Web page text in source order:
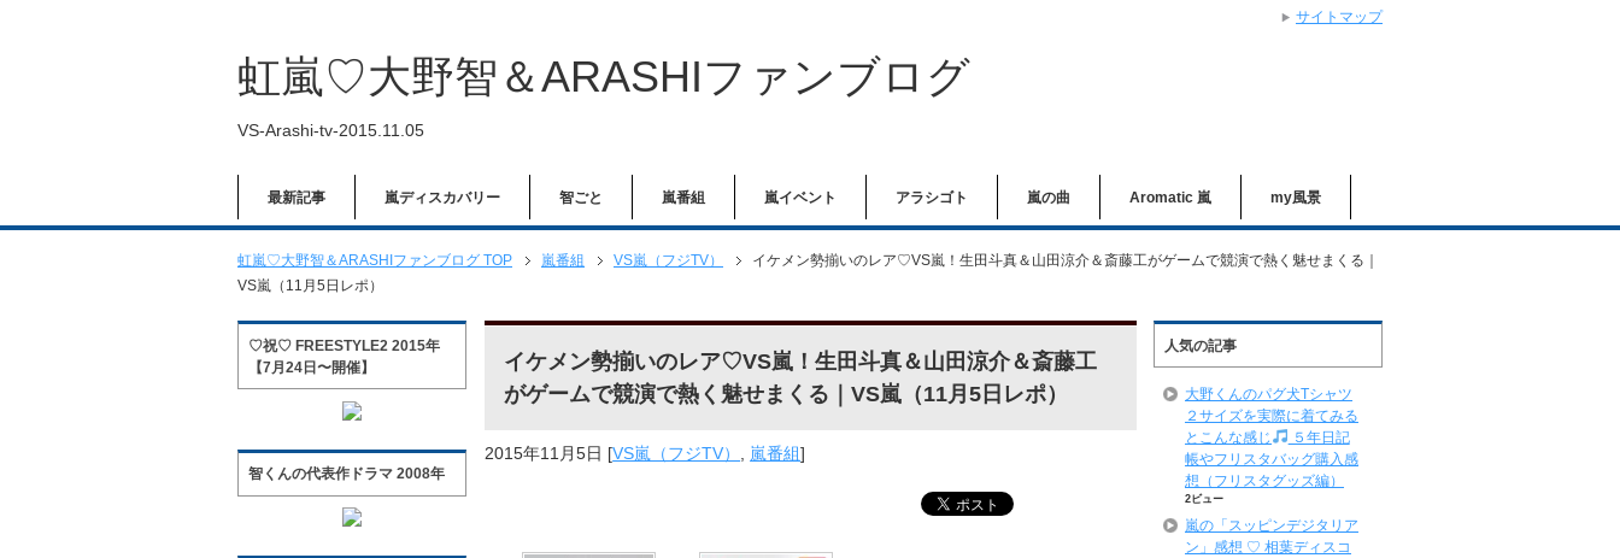
虹嵐♡大野智＆ARASHIファンブログ
VS-Arashi-tv-2015.11.05
最新記事 嵐ディスカバリー 智ごと 嵐番組 嵐イベント アラシゴト 嵐の曲 Aromatic 嵐 my風景
虹嵐♡大野智＆ARASHIファンブログ TOP 嵐番組 VS嵐（フジTV）
イケメン勢揃いのレア♡VS嵐！生田斗真＆山田涼介＆斎藤工がゲームで競演で熱く魅せまくる｜
VS嵐（11月5日レポ）
イケメン勢揃いのレア♡VS嵐！生田斗真＆山田涼介＆斎藤工
がゲームで競演で熱く魅せまくる｜VS嵐（11月5日レポ）
2015年11月5日 [VS嵐（フジTV） 嵐番組]
♡祝♡ FREESTYLE2 2015年
【7月24日〜開催】
智くんの代表作ドラマ 2008年
人気の記事
大野くんのパグ犬Tシャツ
２サイズを実際に着てみる
とこんな感じ
５年日記
帳やフリスタバッグ購入感
想（フリスタグッズ編）
2ビュー
嵐の「スッピンデジタリア
ン」感想 ♡ 相葉ディスコ
サイトマップ